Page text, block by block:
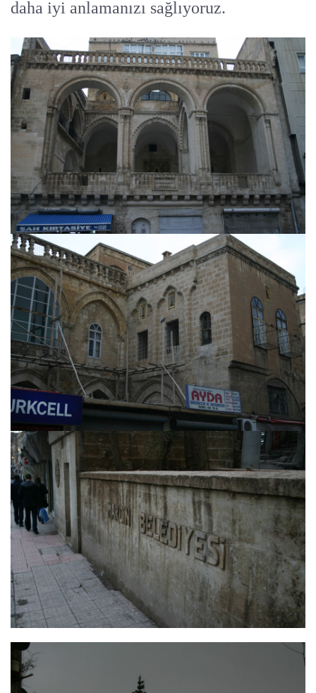
daha iyi anlamanızı sağlıyoruz.